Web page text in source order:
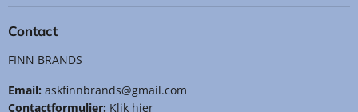
Contact
FINN BRANDS
Email: askfinnbrands@gmail.com
Contactformulier: Klik hier